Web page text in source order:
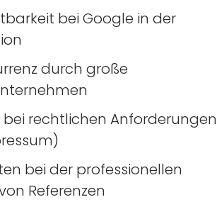
bei Google in der
durch große
bei rechtlichen Anforderungen
bei der professionellen
Referenzen